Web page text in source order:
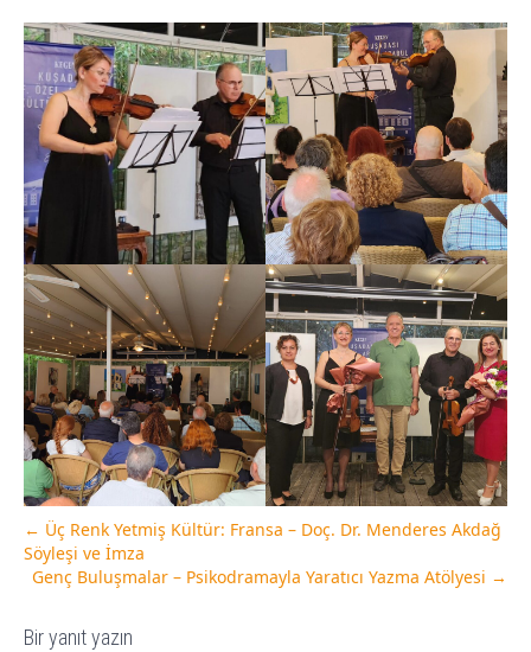
← Üç Renk Yetmiş Kültür: Fransa – Doç. Dr. Menderes Akdağ
Söyleşi ve İmza
Genç Buluşmalar – Psikodramayla Yaratıcı Yazma Atölyesi →
Bir yanıt yazın